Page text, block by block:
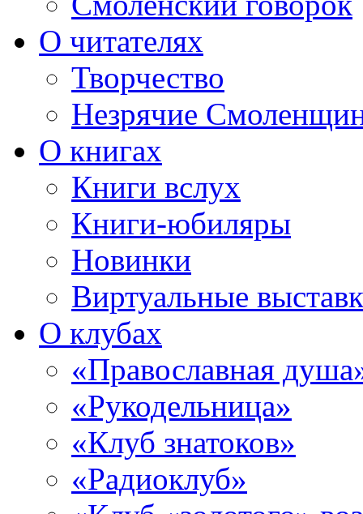
О читателях
Творчество
Незрячие
О книгах
Книги вслух
Книги-юбиляры
Новинки
Виртуальные
О клубах
«Православная
«Рукодельница»
«Клуб знатоков»
«Радиоклуб»